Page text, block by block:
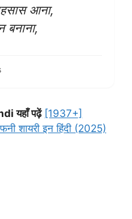
आना,
बनाना,
यहाँ पढ़ें [1937+]
शायरी इन हिंदी (2025)